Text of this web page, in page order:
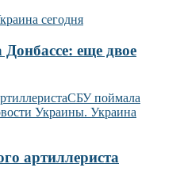
еще двое
артиллериста